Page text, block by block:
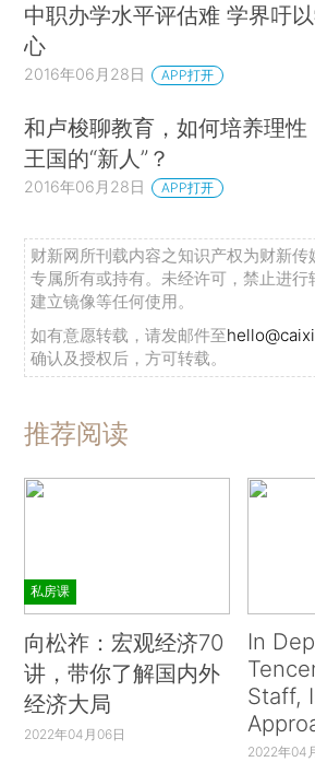
中职办学水平评估难 学界吁
心
2016年06月28日 APP打开
和卢梭聊教育，如何培养理性
王国的“新人”？
2016年06月28日 APP打开
财新网所刊载内容之知识产权为财新传
专属所有或持有。未经许可，禁止进行
建立镜像等任何使用。
如有意愿转载，请发邮件至
确认及授权后，方可转载。
推荐阅读
私房课
向松祚：宏观经济70
讲，带你了解国内外
经济大局
2022年04月06日
In
Staff,
2022年04